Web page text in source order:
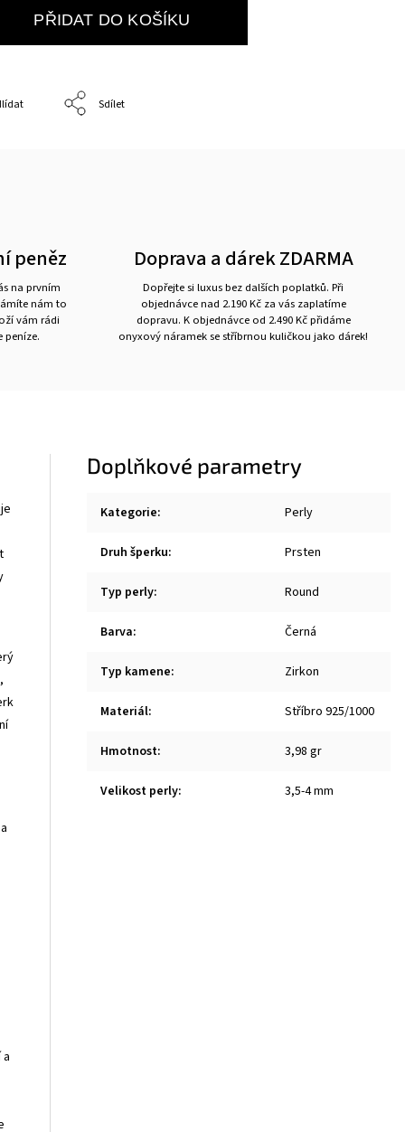
PŘIDAT DO KOŠÍKU
Sdílet
peněz
na prvním
nám to
vám rádi
peníze.
Doprava a dárek ZDARMA
Dopřejte si luxus bez dalších poplatků. Při
objednávce nad 2.190 Kč za vás zaplatíme
dopravu. K objednávce od 2.490 Kč přidáme
onyxový náramek se stříbrnou kuličkou jako dárek!
Doplňkové parametry
Kategorie: Perly
Druh šperku: Prsten
Typ perly: Round
Barva: Černá
Typ kamene: Zirkon
Materiál: Stříbro 925/1000
Hmotnost: 3,98 gr
Velikost perly: 3,5-4 mm